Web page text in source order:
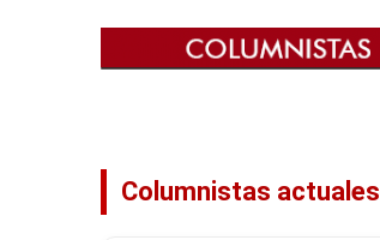
Columnistas actuales